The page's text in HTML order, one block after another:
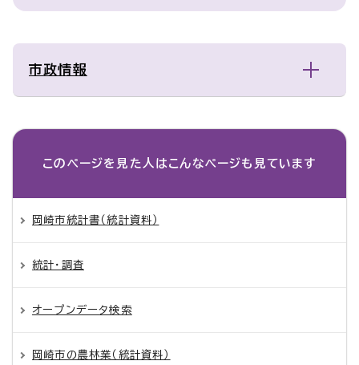
市政情報
このページを見た人は こんなページも見ています
岡崎市統計書（統計資料）
統計・調査
オープンデータ検索
岡崎市の農林業（統計資料）